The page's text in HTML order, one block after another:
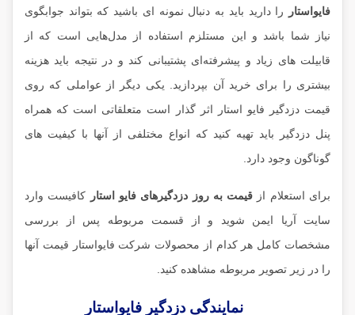
فایواستار را دارید باید به دنبال نمونه ای باشید که بتواند جوابگوی
نیاز شما باشد و این مستلزم استفاده از مدل‌هایی است که از
قابیلت های زیاد و پیشرفته‌ای پشتیبانی کند و در نتیجه باید هزینه
بیشتری را برای خرید آن بپردازید. یکی دیگر از عواملی که روی
قیمت دزدگیر فایو استار اثر گذار است متعلقاتی است که همراه
پنل دزدگیر باید تهیه کنید که انواع مختلفی از آنها با کیفیت های
گوناگون وجود دارد.
برای استعلام از قیمت به روز دزدگیرهای فایو استار کافیست وارد
سایت آریا ایمن شوید و از قسمت مربوطه پس از بررسی
مشخصات کامل هر کدام از محصولات شرکت فایواستار قیمت آنها
را در زیر تصویر مربوطه مشاهده کنید.
نمایندگی دزدگیر فایواستار